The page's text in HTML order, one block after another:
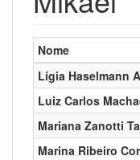
Nome
Lígia Haselmann
Luiz Carlos
Mariana Zanotti
Marina Ribeiro